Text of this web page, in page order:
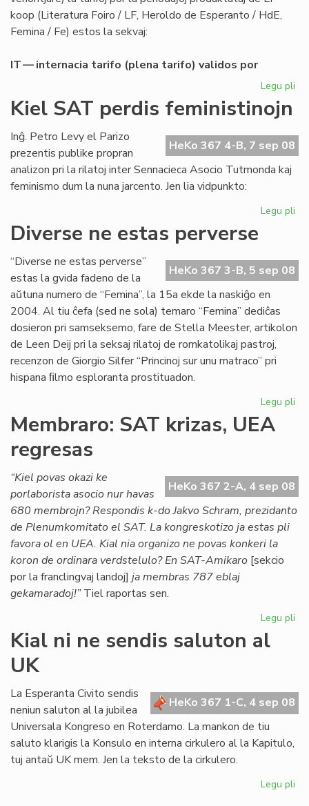
koop (Literatura Foiro / LF, Heroldo de Esperanto / HdE,
Femina / Fe) estos la sekvaj:
IT — internacia tarifo (plena tarifo) validos por
Legu pli
por
Kiel SAT perdis feministinojn
HeKo 367 4-B, 7 sep 08
Inĝ. Petro Levy el Parizo
prezentis publike propran
analizon pri la rilatoj inter Sennacieca Asocio Tutmonda kaj
feminismo dum la nuna jarcento. Jen lia vidpunkto:
Legu pli
Diverse ne estas perverse
HeKo 367 3-B, 5 sep 08
“Diverse ne estas perverse”
estas la gvida fadeno de la
aŭtuna numero de “Femina”, la 15a ekde la naskiĝo en
2004. Al tiu ĉefa (sed ne sola) temaro “Femina” dediĉas
dosieron pri samseksemo, fare de Stella Meester, artikolon
de Leen Deij pri la seksaj rilatoj de romkatolikaj pastroj,
recenzon de Giorgio Silfer “Princinoj sur unu matraco” pri
hispana ﬁlmo esploranta prostituadon.
Legu pli
Membraro: SAT krizas, UEA
regresas
HeKo 367 2-A, 4 sep 08
“Kiel povas okazi ke
porlaborista asocio nur havas
680 membrojn? Respondis k-do Jakvo Schram, prezidanto
de Plenumkomitato el SAT. La kongreskotizo ja estas pli
favora ol en UEA. Kial nia organizo ne povas konkeri la
koron de ordinara verdstelulo? En SAT-Amikaro [sekcio
por la franclingvaj landoj] ja membras 787 eblaj
gekamaradoj!”Tiel raportas sen.
Legu pli
Kial ni ne sendis saluton al
UK
HeKo 367 1-C, 4 sep 08
La Esperanta Civito sendis
neniun saluton al la jubilea
Universala Kongreso en Roterdamo. La mankon de tiu
saluto klarigis la Konsulo en interna cirkulero al la Kapitulo,
tuj antaŭ UK mem. Jen la teksto de la cirkulero.
Legu pli